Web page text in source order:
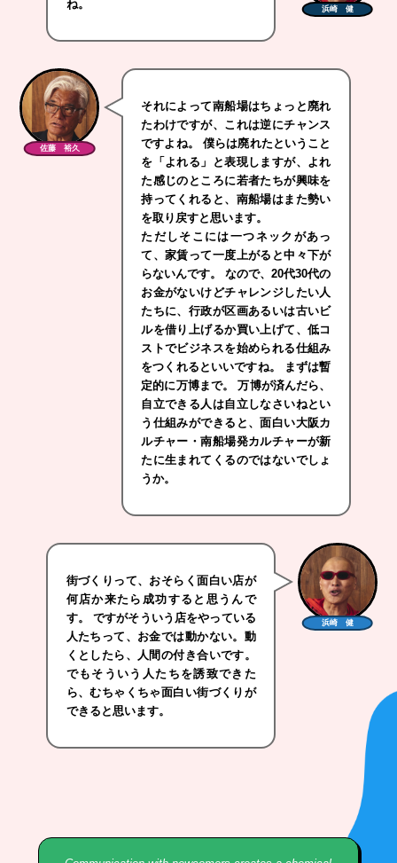
浜崎 健
ね。
佐藤 裕久
それによって南船場はちょっと廃れ
たわけですが、これは逆にチャンス
ですよね。 僕らは廃れたということ
を「よれる」と表現しますが、よれ
た感じのところに若者たちが興味を
持ってくれると、南船場はまた勢い
を取り戻すと思います。
ただしそこには一つネックがあっ
て、家賃って一度上がると中々下が
らないんです。 なので、20代30代の
お金がないけどチャレンジしたい人
たちに、行政が区画あるいは古いビ
ルを借り上げるか買い上げて、低コ
ストでビジネスを始められる仕組み
をつくれるといいですね。 まずは暫
定的に万博まで。 万博が済んだら、
自立できる人は自立しなさいねとい
う仕組みができると、面白い大阪カ
ルチャー・南船場発カルチャーが新
たに生まれてくるのではないでしょ
うか。
浜崎 健
街づくりって、おそらく面白い店が
何店か来たら成功すると思うんで
す。 ですがそういう店をやっている
人たちって、お金では動かない。動
くとしたら、人間の付き合いです。
でもそういう人たちを誘致できた
ら、むちゃくちゃ面白い街づくりが
できると思います。